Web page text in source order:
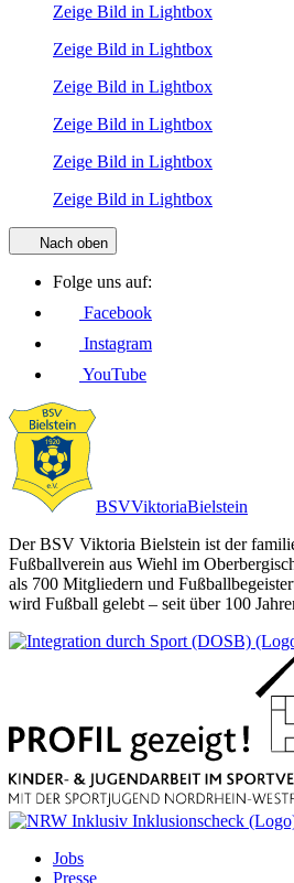
Zeige Bild in Lightbox
Zeige Bild in Lightbox
Zeige Bild in Lightbox
Zeige Bild in Lightbox
Zeige Bild in Lightbox
Zeige Bild in Lightbox
Nach oben
Folge uns auf:
Facebook
Instagram
YouTube
BSVViktoriaBielstein
Der BSV Viktoria Bielstein ist der
Fußballverein aus Wiehl im
als 700 Mitgliedern und
wird Fußball gelebt – seit über 100
Jobs
Presse